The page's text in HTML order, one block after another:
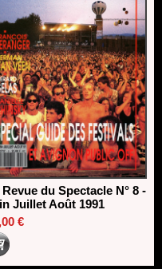
Revue du Spectacle N° 8 -
Juillet Août 1991
€